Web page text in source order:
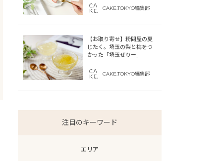
た宮城への想い
CAKE.TOKYO編集部
【お取り寄せ】粉問屋の夏
じたく。埼玉の梨と梅をつ
かった「埼玉ぜりー」
CAKE.TOKYO編集部
注目のキーワード
エリア